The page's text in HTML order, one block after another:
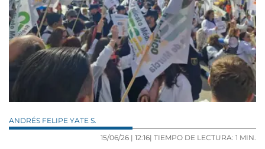
ANDRÉS FELIPE YATE S.
15/06/26 | 12:16| TIEMPO DE LECTURA: 1 MIN.